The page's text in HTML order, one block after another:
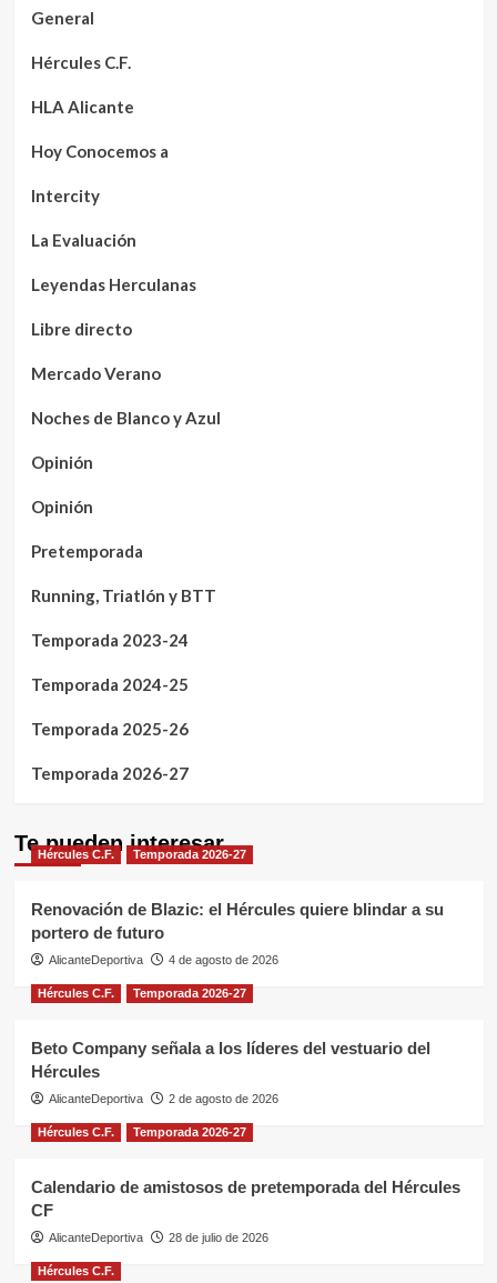
General
Hércules C.F.
HLA Alicante
Hoy Conocemos a
Intercity
La Evaluación
Leyendas Herculanas
Libre directo
Mercado Verano
Noches de Blanco y Azul
Opinión
Opinión
Pretemporada
Running, Triatlón y BTT
Temporada 2023-24
Temporada 2024-25
Temporada 2025-26
Temporada 2026-27
Te pueden interesar
Hércules C.F. Temporada 2026-27
Renovación de Blazic: el Hércules quiere blindar a su
portero de futuro
AlicanteDeportiva 4 de agosto de 2026
Hércules C.F. Temporada 2026-27
Beto Company señala a los líderes del vestuario del
Hércules
AlicanteDeportiva 2 de agosto de 2026
Hércules C.F. Temporada 2026-27
Calendario de amistosos de pretemporada del Hércules
CF
AlicanteDeportiva 28 de julio de 2026
Hércules C.F.